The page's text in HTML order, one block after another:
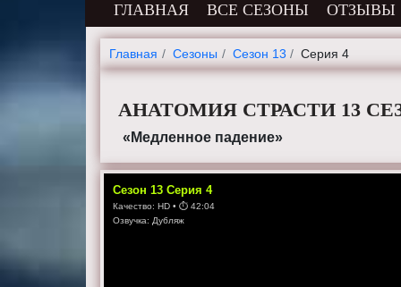
ГЛАВНАЯ ВСЕ СЕЗОНЫ ОТЗЫВЫ
Главная Cезоны Сезон 13 Серия 4
АНАТОМИЯ СТРАСТИ 13
«Медленное падение»
Сезон13 Серия4
Качество:HD • ⏱42:04
Озвучка: Дубляж